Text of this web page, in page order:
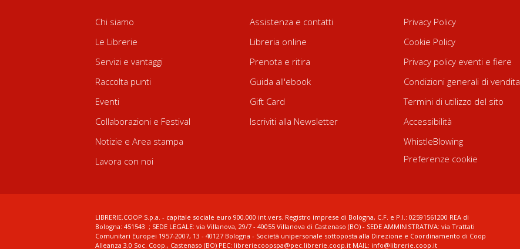
Chi siamo
Le Librerie
Servizi e vantaggi
Raccolta punti
Eventi
Collaborazioni e Festival
Notizie e Area stampa
Lavora con noi
Assistenza e contatti
Libreria online
Prenota e ritira
Guida all'ebook
Gift Card
Iscriviti alla Newsletter
Privacy Policy
Cookie Policy
Privacy policy eventi e fiere
Condizioni generali di vendita
Termini di utilizzo del sito
Accessibilità
WhistleBlowing
Preferenze cookie
LIBRERIE.COOP S.p.a. - capitale sociale euro 900.000 int.vers. Registro imprese di Bologna, C.F. e P.I.: 02591561200 REA di
Bologna: 451543 ; SEDE LEGALE: via Villanova, 29/7 - 40055 Villanova di Castenaso (BO) - SEDE AMMINISTRATIVA: via Trattati
Comunitari Europei 1957-2007, 13 - 40127 Bologna - Società unipersonale sottoposta alla Direzione e Coordinamento di Coop
Alleanza 3.0 Soc. Coop., Castenaso (BO) PEC: libreriecoopspa@pec.librerie.coop.it MAIL: info@librerie.coop.it